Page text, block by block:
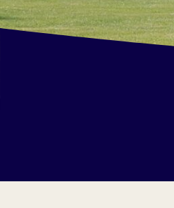
Marchés
et Infantile